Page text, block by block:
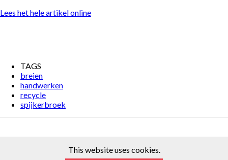
Lees het hele artikel online
TAGS
breien
handwerken
recycle
spijkerbroek
This website uses cookies.